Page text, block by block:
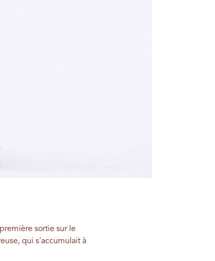
sortie sur le
qui s'accumulait à